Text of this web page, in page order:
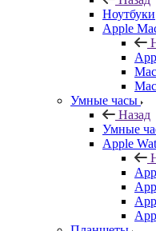
Ноутбуки
Apple
Умные часы
Назад
Умные
Apple